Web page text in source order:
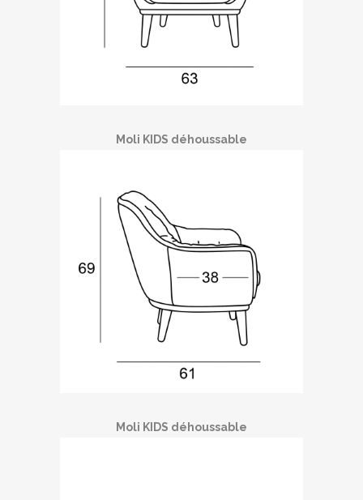
Moli KIDS déhoussable
Moli KIDS déhoussable